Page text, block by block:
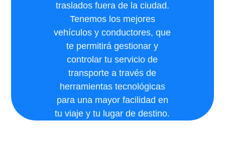
traslados fuera de la ciudad.
Tenemos los mejores
vehículos y conductores, que
te permitirá gestionar y
controlar tu servicio de
transporte a través de
herramientas tecnológicas
para una mayor facilidad en
tu viaje y tu lugar de destino.